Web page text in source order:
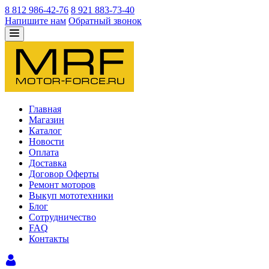
8 812 986-42-76 8 921 883-73-40
Напишите нам Обратный звонок
Главная
Магазин
Каталог
Новости
Оплата
Доставка
Договор Оферты
Ремонт моторов
Выкуп мототехники
Блог
Сотрудничество
FAQ
Контакты